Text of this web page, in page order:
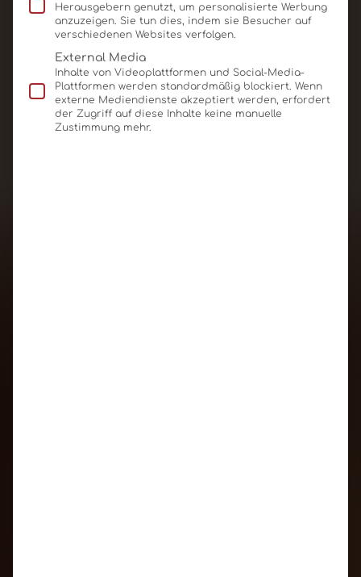
Schoko-Card 6002
60x50x5mm, 18g
Herausgebern genutzt, um personalisierte Werbung
anzuzeigen. Sie tun dies, indem sie Besucher auf
verschiedenen Websites verfolgen.
External Media
Inhalte von Videoplattformen und Social-Media-
Plattformen werden standardmäßig blockiert. Wenn
externe Mediendienste akzeptiert werden, erfordert
der Zugriff auf diese Inhalte keine manuelle
Zustimmung mehr.